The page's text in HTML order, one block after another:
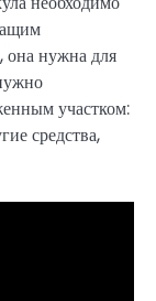
она нужна для
участком:
средства,